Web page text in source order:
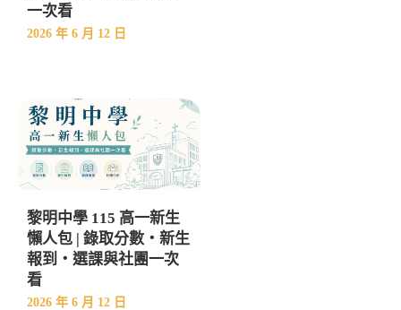
一次看
2026 年 6 月 12 日
黎明中學 115 高一新生
懶人包 | 錄取分數・新生
報到・選課與社團一次
看
2026 年 6 月 12 日